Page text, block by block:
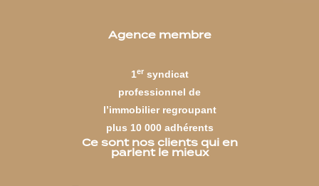
Agence membre
1ersyndicat
professionnel de
l’immobilier regroupant
plus 10 000 adhérents
Ce sont nos clients qui en
parlent le mieux